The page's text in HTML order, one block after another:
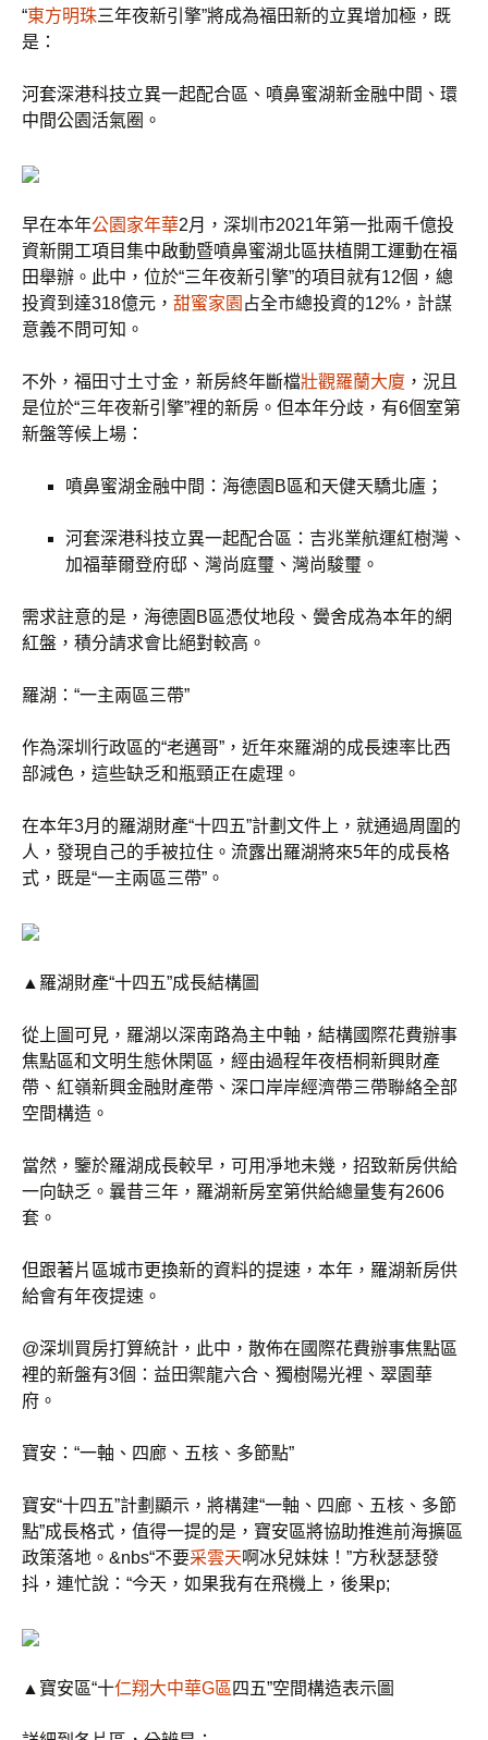
“東方明珠三年夜新引擎”將成為福田新的立異增加極，既
是：
河套深港科技立異一起配合區、噴鼻蜜湖新金融中間、環
中間公園活氣圈。
早在本年公園家年華2月，深圳市2021年第一批兩千億投
資新開工項目集中啟動暨噴鼻蜜湖北區扶植開工運動在福
田舉辦。此中，位於“三年夜新引擎”的項目就有12個，總
投資到達318億元， 甜蜜家園 占全市總投資的12%，計謀
意義不問可知。
不外，福田寸土寸金，新房終年斷檔壯觀羅蘭大廈 ，況且
是位於“三年夜新引擎”裡的新房。但本年分歧，有6個室第
新盤等候上場：
噴鼻蜜湖金融中間：海德園B區和天健天驕北廬；
河套深港科技立異一起配合區：吉兆業航運紅樹灣、
加福華爾登府邸、灣尚庭璽、灣尚駿璽。
需求註意的是，海德園B區憑仗地段、黌舍成為本年的網
紅盤，積分請求會比絕對較高。
羅湖：“一主兩區三帶”
作為深圳行政區的“老邁哥”，近年來羅湖的成長速率比西
部減色，這些缺乏和瓶頸正在處理。
在本年3月的羅湖財產“十四五”計劃文件上，就通過周圍的
人，發現自己的手被拉住。流露出羅湖將來5年的成長格
式，既是“一主兩區三帶”。
▲羅湖財產“十四五”成長結構圖
從上圖可見，羅湖以深南路為主中軸，結構國際花費辦事
焦點區和文明生態休閑區，經由過程年夜梧桐新興財產
帶、紅嶺新興金融財產帶、深口岸岸經濟帶三帶聯絡全部
空間構造。
當然，鑒於羅湖成長較早，可用凈地未幾，招致新房供給
一向缺乏。曩昔三年，羅湖新房室第供給總量隻有2606
套。
但跟著片區城市更換新的資料的提速，本年，羅湖新房供
給會有年夜提速。
@深圳買房打算統計，此中，散佈在國際花費辦事焦點區
裡的新盤有3個：益田禦龍六合、獨樹陽光裡、翠園華
府。
寶安：“一軸、四廊、五核、多節點”
寶安“十四五”計劃顯示，將構建“一軸、四廊、五核、多節
點”成長格式，值得一提的是，寶安區將協助推進前海擴區
政策落地。&nbs“不要采雲天啊冰兒妹妹！”方秋瑟瑟發
抖，連忙說：“今天，如果我有在飛機上，後果p;
▲寶安區“十仁翔大中華G區 四五”空間構造表示圖